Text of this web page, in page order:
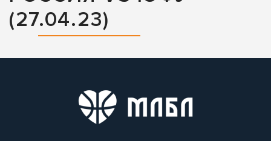
(27.04.23)